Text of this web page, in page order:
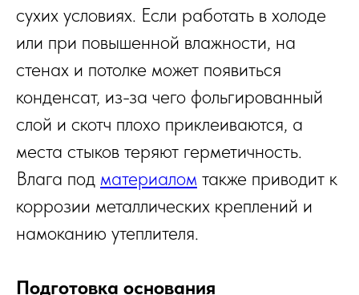
сухих условиях. Если работать в холоде
или при повышенной влажности, на
стенах и потолке может появиться
конденсат, из-за чего фольгированный
слой и скотч плохо приклеиваются, а
места стыков теряют герметичность.
Влага под материалом также приводит к
коррозии металлических креплений и
намоканию утеплителя.
Подготовка основания